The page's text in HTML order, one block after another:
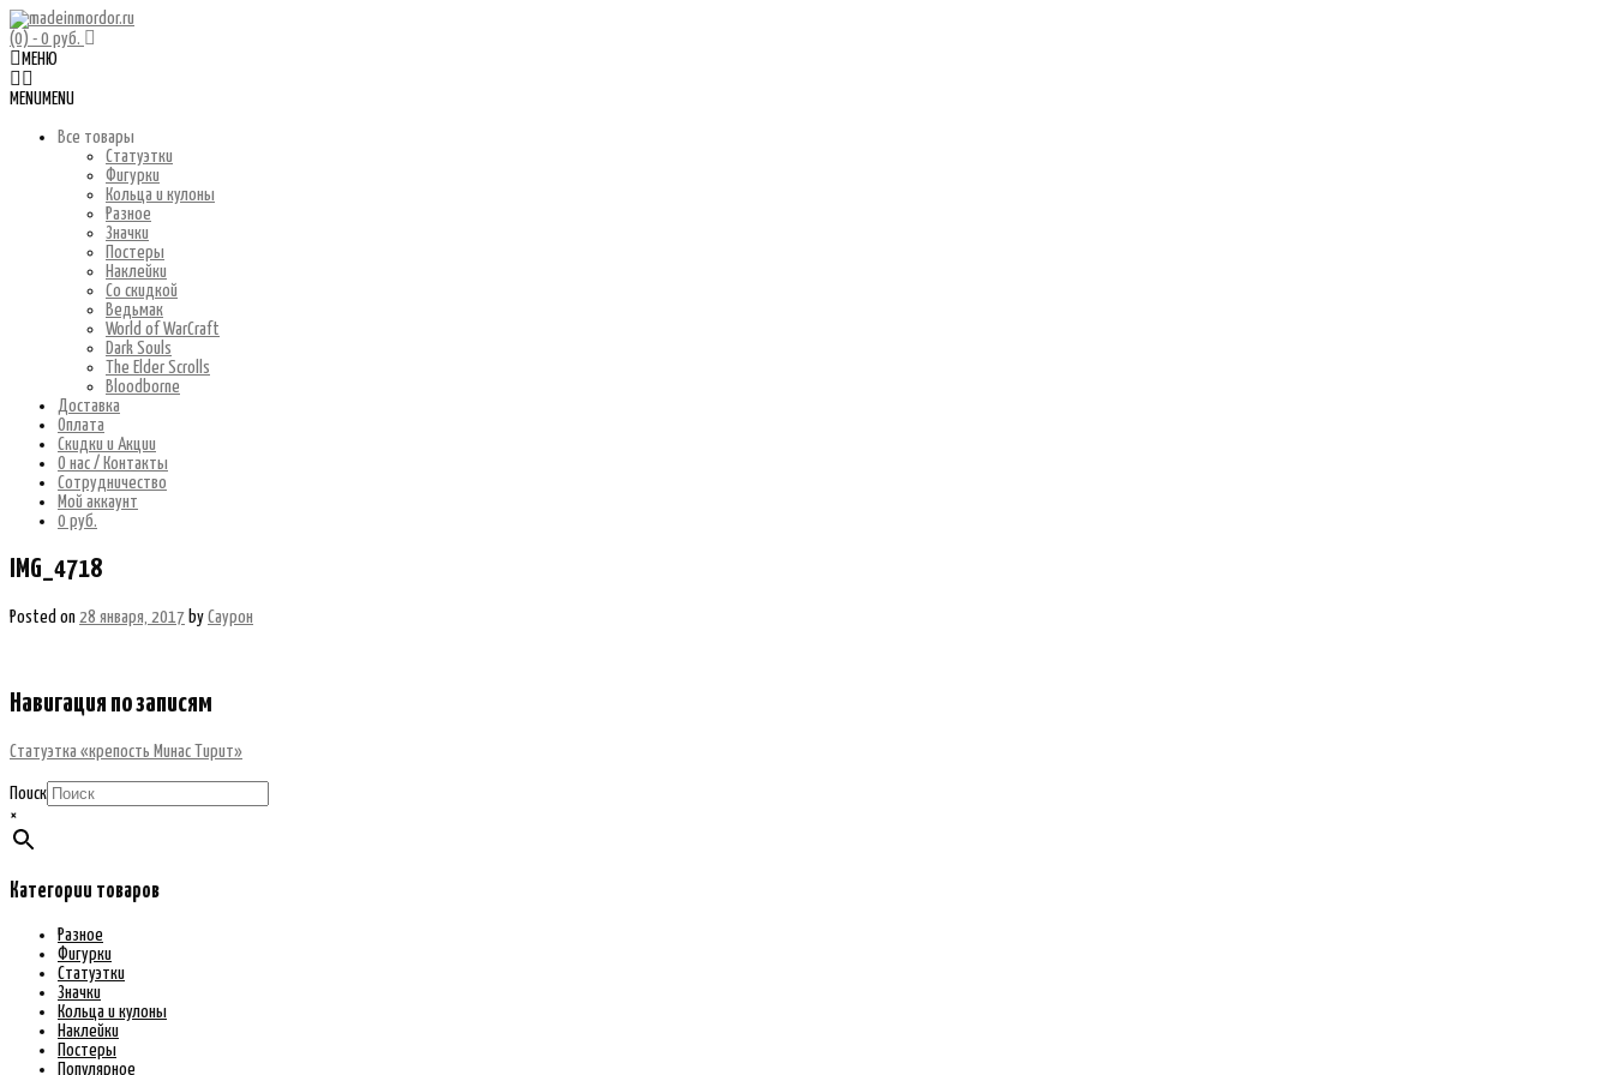
(0) - 0 руб.
МЕНЮ
MENU MENU
Все товары
Статуэтки
Фигурки
Кольца и кулоны
Разное
Значки
Постеры
Наклейки
Со скидкой
Ведьмак
World of WarCraft
Dark Souls
The Elder Scrolls
Bloodborne
Доставка
Оплата
Скидки и Акции
О нас / Контакты
Сотрудничество
Мой аккаунт
0 руб.
IMG_4718
Posted on 28 января, 2017 by Саурон
Навигация по записям
Статуэтка «крепость Минас Тирит»
Поиск
×
Категории товаров
Разное
Фигурки
Статуэтки
Значки
Кольца и кулоны
Наклейки
Постеры
Популярное